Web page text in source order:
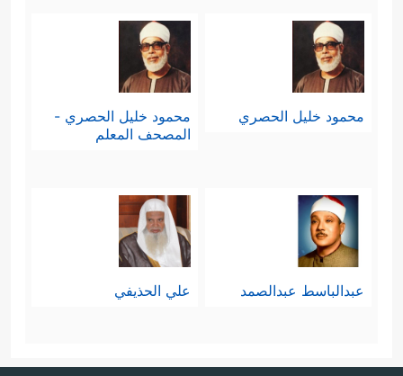
محمود خليل الحصري
محمود خليل الحصري -
المصحف المعلم
عبدالباسط عبدالصمد علي الحذيفي